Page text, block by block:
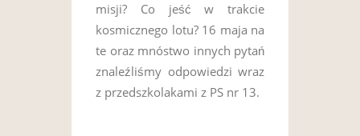
misji? Co jeść w trakcie
kosmicznego lotu? 16 maja na
te oraz mnóstwo innych pytań
znaleźliśmy odpowiedzi wraz
z przedszkolakami z PS nr 13.